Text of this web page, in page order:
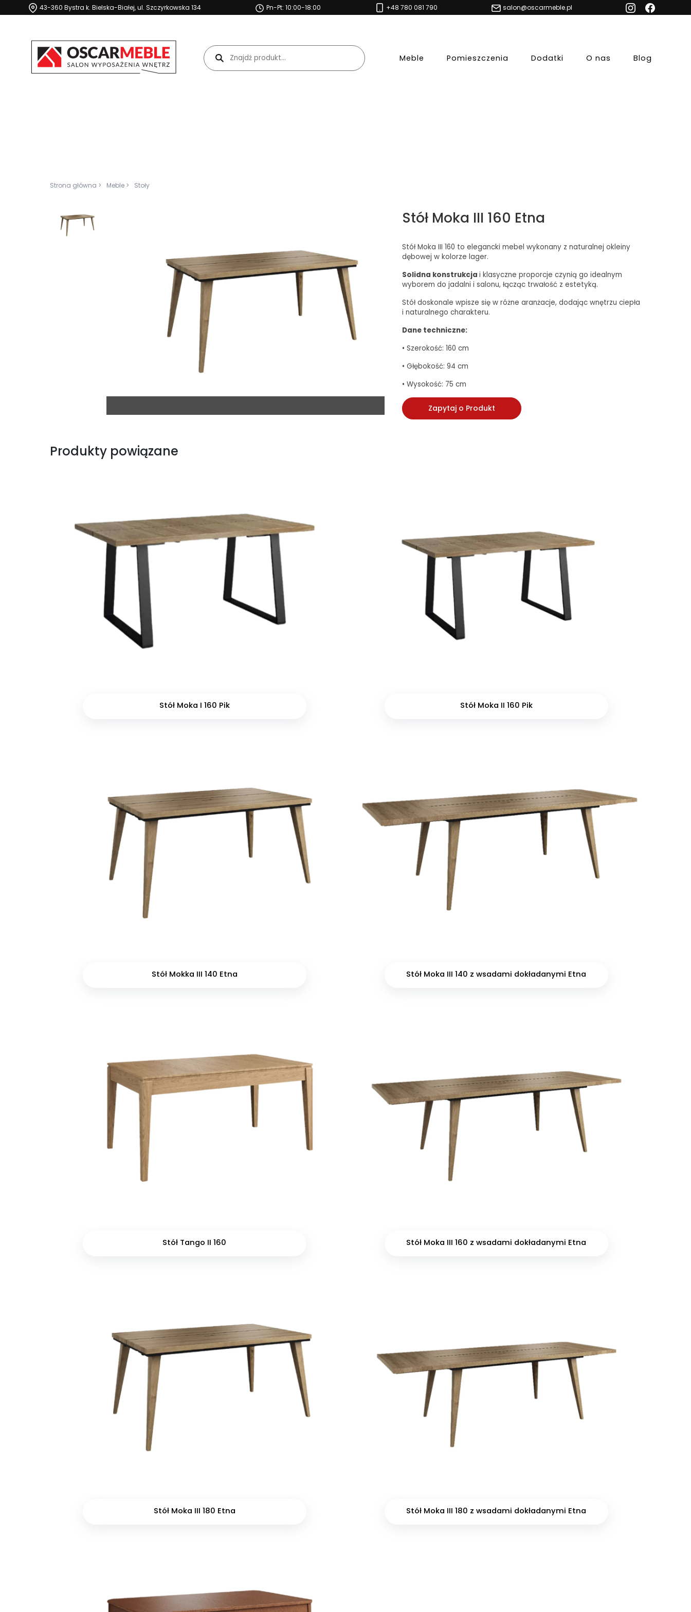
43-360 Bystra k. Bielska-Białej, ul. Szczyrkowska 134 Pn-Pt: 10:00-18:00 +48 780 081 790 salon@oscarmeble.pl
Meble Pomieszczenia Dodatki O nas Blog
Strona główna > Meble > Stoły
Stół Moka III 160 Etna
Stół Moka III 160 to elegancki mebel wykonany z naturalnej okleiny
dębowej w kolorze lager.
Solidna konstrukcja i klasyczne proporcje czynią go idealnym
wyborem do jadalni i salonu, łącząc trwałość z estetyką.
Stół doskonale wpisze się w różne aranżacje, dodając wnętrzu ciepła
i naturalnego charakteru.
Dane techniczne:
• Szerokość: 160 cm
• Głębokość: 94 cm
• Wysokość: 75 cm
Zapytaj o Produkt
Produkty powiązane
Stół Moka I 160 Pik Stół Moka II 160 Pik
Stół Mokka III 140 Etna Stół Moka III 140 z wsadami dokładanymi Etna
Stół Tango II 160 Stół Moka III 160 z wsadami dokładanymi Etna
Stół Moka III 180 Etna Stół Moka III 180 z wsadami dokładanymi Etna